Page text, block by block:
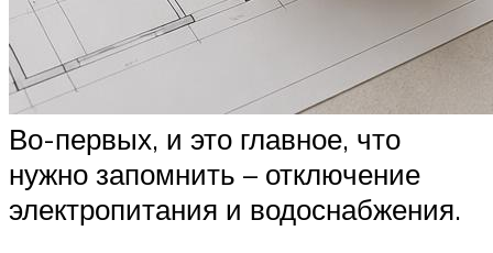
Во-первых, и это главное, что
нужно запомнить – отключение
электропитания и водоснабжения.